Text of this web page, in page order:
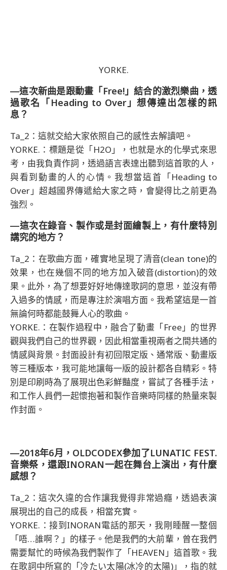
YORKE.
―這次新曲是跟動畫「Free!」結合的激烈樂曲，透
過歌名「Heading to Over」想傳達出怎樣的訊
息？
Ta_2：這就交給大家依照自己的感性去解讀吧。
YORKE.：標題是從「H2O」，也就是水的化學式來思
考，由我負責作詞，透過語言表達出聽到這首歌的人，
與看到動畫的人的心情。我想當這首「Heading to
Over」超越國界傳遞給大家之時，會變得比之前更為
強烈。
―這次在錄音、製作或是封面繪製上，有什麼特別
講究的地方？
Ta_2：在歌曲方面，確實地呈現了清音(clean tone)的
效果，也在幾個不同的地方加入破音(distortion)的效
果。此外，為了想要好好地傳達歌詞的意思，並沒有帶
入過多的情感，而是專注於演唱方面。我希望這是一首
無論何時都能鼓舞人心的歌曲。
YORKE.：在製作過程中，融合了動畫「Free」的世界
觀與我們自己的世界觀，因此相當重視兩者之間共通的
情感與背景。封面設計有初回限定版、通常版、動畫版
等三種版本，我可能地讓每一版的設計都各自精彩。特
別是印刷時為了展現出色彩鮮豔度，嘗試了各種手法，
和工作人員們一起懷抱著和製作音樂時同樣的熱量來製
作封面。
―2018年6月，OLDCODEX參加了LUNATIC FEST.
音樂祭，還跟INORAN一起在舞台上演出，有什麼
感想？
Ta_2：這次久違的合作讓我覺得非常過癮，透過表演
展現出的自己的成長，相當充實。
YORKE.：接到INORAN電話的那天，我剛睡醒一整個
「唔…誰啊？」的樣子。他是我們的大前輩，曾在我們
需要幫忙的時候為我們製作了「HEAVEN」這首歌。我
在歌詞中所寫的「冷たい太陽(冰冷的太陽)」，指的就